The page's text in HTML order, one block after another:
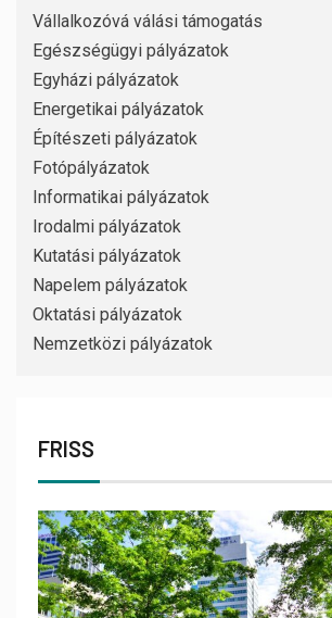
Vállalkozóvá válási támogatás
Egészségügyi pályázatok
Egyházi pályázatok
Energetikai pályázatok
Építészeti pályázatok
Fotópályázatok
Informatikai pályázatok
Irodalmi pályázatok
Kutatási pályázatok
Napelem pályázatok
Oktatási pályázatok
Nemzetközi pályázatok
FRISS